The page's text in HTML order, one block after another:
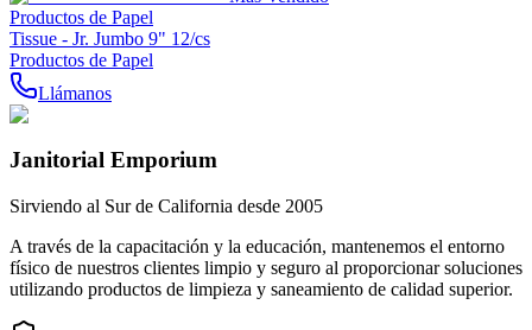
Productos de Papel
Tissue - Jr. Jumbo 9" 12/cs
Productos de Papel
Llámanos
Janitorial Emporium
Sirviendo al Sur de California desde 2005
A través de la capacitación y la educación, mantenemos el entorno
físico de nuestros clientes limpio y seguro al proporcionar soluciones
utilizando productos de limpieza y saneamiento de calidad superior.